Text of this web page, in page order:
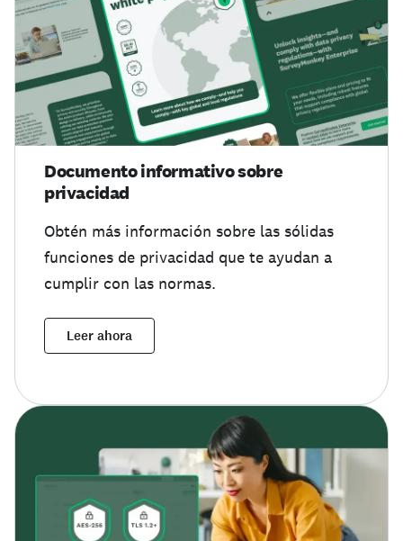
Documento informativo sobre
privacidad
Obtén más información sobre las sólidas
funciones de privacidad que te ayudan a
cumplir con las normas.
Leer ahora